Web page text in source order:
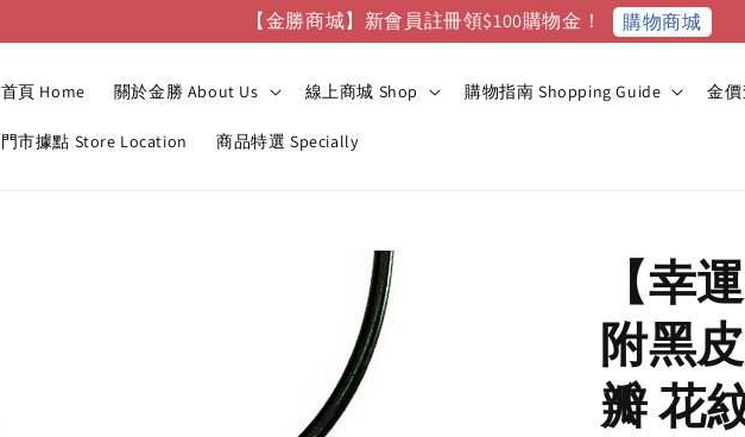
【金勝商城】新會員註冊領$100購物金！ 購物商城
首頁 Home 關於金勝 About Us 線上商城 Shop 購物指南 Shopping Guide 金
門市據點 Store Location 商品特選 Specially
【幸
附黑
瓣 花